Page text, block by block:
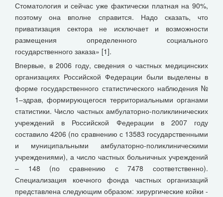
Стоматология и сейчас уже фактически платная на 90%,
поэтому она вполне справится. Надо сказать, что
приватизация сектора не исключает и возможности
размещения определенного социального
государственного заказа» [1].
Впервые, в 2006 году, сведения о частных медицинских
организациях Российской Федерации были выделены в
форме государственного статистического наблюдения №
1–здрав, формирующегося территориальными органами
статистики. Число частных амбулаторно-поликлинических
учреждений в Российской Федерации в 2007 году
составило 4206 (по сравнению с 13583 государственными
и муниципальными амбулаторно-поликлиническими
учреждениями), а число частных больничных учреждений
– 148 (по сравнению с 7478 соответственно).
Специализация коечного фонда частных организаций
представлена следующим образом: хирургические койки -